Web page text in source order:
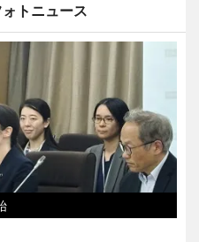
トニュース